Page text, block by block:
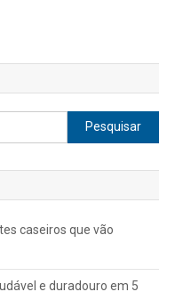
Pesquisar
por:
caseiros que vão
e duradouro em 5